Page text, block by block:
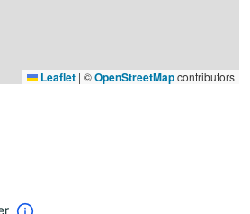
Leaflet | ©OpenStreetMapcontributors